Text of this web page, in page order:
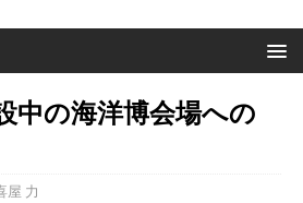
中の海洋博会場への
屋 力